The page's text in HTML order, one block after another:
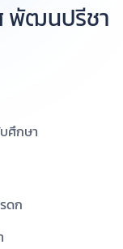
พัฒนปรีชา
ศึกษา
ดก